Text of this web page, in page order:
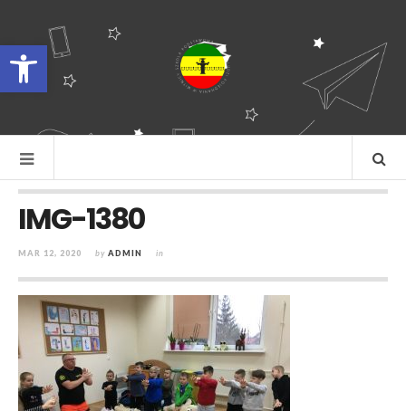
Otwórz pasek narzędzi
IMG-1380
MAR 12, 2020 by ADMIN in